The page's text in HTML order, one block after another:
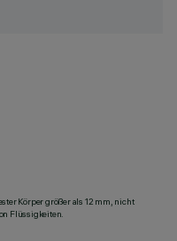
Körper größer als 12 mm, nicht
Flüssigkeiten.